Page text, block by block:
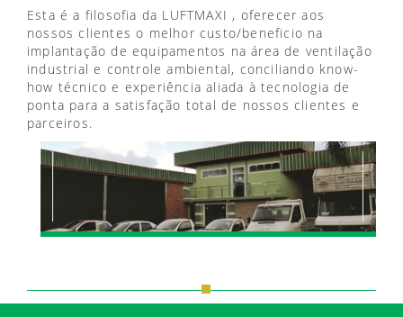
Esta é a filosofia da LUFTMAXI , oferecer aos
nossos clientes o melhor custo/beneficio na
implantação de equipamentos na área de ventilação
industrial e controle ambiental, conciliando know-
how técnico e experiência aliada à tecnologia de
ponta para a satisfação total de nossos clientes e
parceiros.